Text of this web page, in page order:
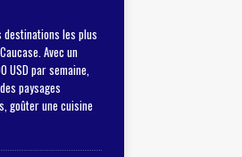
destinations les plus
Avec un
USD par semaine,
paysages
goûter une cuisine